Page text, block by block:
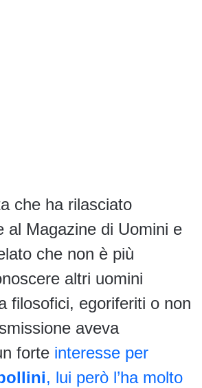
che ha rilasciato
al Magazine di Uomini e
che non è più
altri uomini
filosofici, egoriferiti o non
aveva
forte interesse per
, lui però l’ha molto